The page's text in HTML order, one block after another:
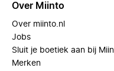
Over Miinto
Over miinto.nl
Jobs
Sluit je boetiek aan bij
Merken